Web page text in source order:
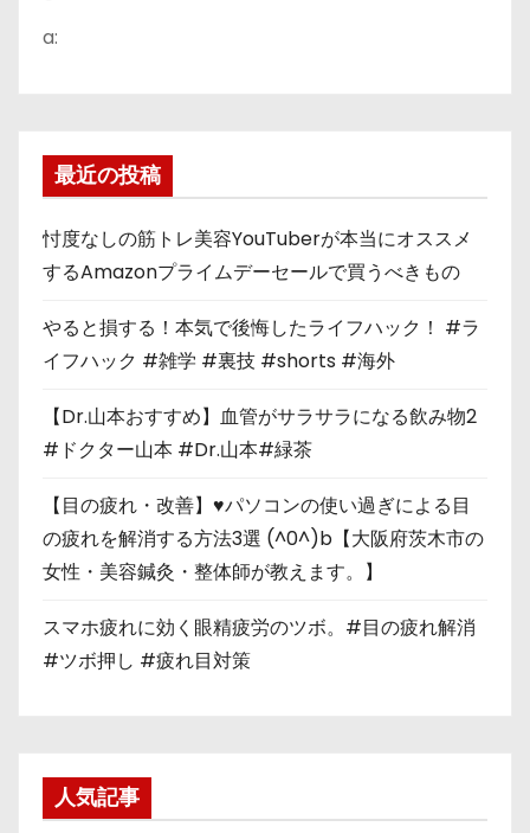
a:
最近の投稿
忖度なしの筋トレ美容YouTuberが本当にオススメ
するAmazonプライムデーセールで買うべきもの
やると損する！本気で後悔したライフハック！ #ラ
イフハック #雑学 #裏技 #shorts #海外
【Dr.山本おすすめ】血管がサラサラになる飲み物2
#ドクター山本 #Dr.山本#緑茶
【目の疲れ・改善】♥パソコンの使い過ぎによる目
の疲れを解消する方法3選 (^0^)b【大阪府茨木市の
女性・美容鍼灸・整体師が教えます。】
スマホ疲れに効く眼精疲労のツボ。#目の疲れ解消
#ツボ押し #疲れ目対策
人気記事